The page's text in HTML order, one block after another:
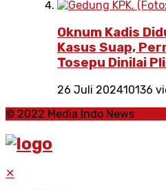
Oknum Kadis
Kasus Suap,
Tosepu Dinilai
26 Juli 202410136
© 2022 Media Indo News
✕